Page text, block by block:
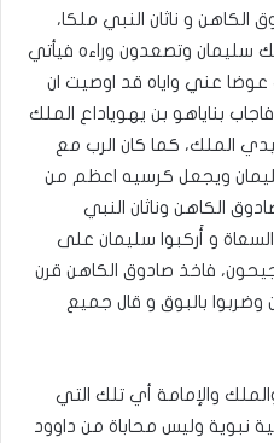
و ناثان النبي ملكا،
سليمان وتصعدون وراءه فيأتي
عني واياه قد اوصيت ان
بناياهو بن يهوياداع الملك
الملك، كما كان الرب مع
ويجعل كرسيه اعظم من
الكاهن وناثان النبي
و أَركبوا سليمان على
فاخذ صادوق الكاهن قرن
بالبوق و قال جميع
والإمامة أي تلك التي
نبوية وليس محاباة من داوود